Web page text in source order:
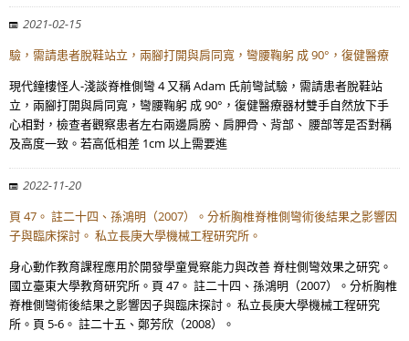
2021-02-15
驗，需請患者脫鞋站立，兩腳打開與肩同寬，彎腰鞠躬 成 90°，復健醫療
現代鐘樓怪人-淺談脊椎側彎 4 又稱 Adam 氏前彎試驗，需請患者脫鞋站
立，兩腳打開與肩同寬，彎腰鞠躬 成 90°，復健醫療器材雙手自然放下手
心相對，檢查者觀察患者左右兩邊肩膀、肩胛骨、背部、 腰部等是否對稱
及高度一致。若高低相差 1cm 以上需要進
2022-11-20
頁 47。 註二十四、孫鴻明（2007）。分析胸椎脊椎側彎術後結果之影響因
子與臨床探討。 私立長庚大學機械工程研究所。
身心動作教育課程應用於開發學童覺察能力與改善 脊柱側彎效果之研究。
國立臺東大學教育研究所。頁 47。 註二十四、孫鴻明（2007）。分析胸椎
脊椎側彎術後結果之影響因子與臨床探討。 私立長庚大學機械工程研究
所。頁 5-6。 註二十五、鄭芳欣（2008）。